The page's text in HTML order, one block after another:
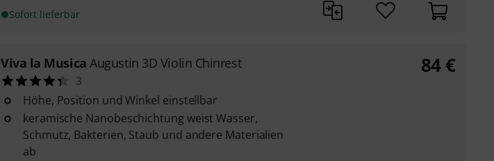
Sofort lieferbar
Viva la Musica Augustin 3D Violin Chinrest
3
Höhe, Position und Winkel einstellbar
keramische Nanobeschichtung weist Wasser,
Schmutz, Bakterien, Staub und andere Materialien
ab
84 €